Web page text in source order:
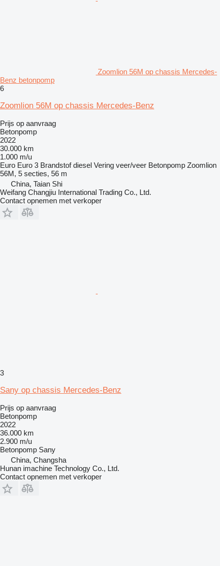
Zoomlion 56M op chassis Mercedes-
Benz betonpomp
6
Zoomlion 56M op chassis Mercedes-Benz
Prijs op aanvraag
Betonpomp
2022
30.000 km
1.000 m/u
Euro Euro 3 Brandstof diesel Vering veer/veer Betonpomp Zoomlion
56M, 5 secties, 56 m
China, Taian Shi
Weifang Changjiu International Trading Co., Ltd.
Contact opnemen met verkoper
3
Sany op chassis Mercedes-Benz
Prijs op aanvraag
Betonpomp
2022
36.000 km
2.900 m/u
Betonpomp Sany
China, Changsha
Hunan imachine Technology Co., Ltd.
Contact opnemen met verkoper